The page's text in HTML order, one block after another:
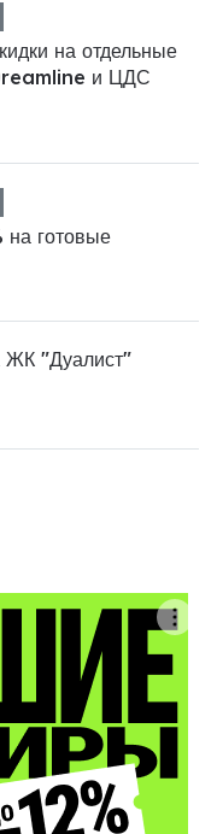
на отдельные
и ЦДС
готовые
ЖК "Дуалист"